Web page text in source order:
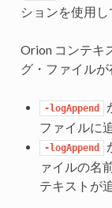
ションを使用し
Orion コンテキ
グ・ファイル
-logAppend
ファイルに
-logAppend
ァイルの名
テキストが